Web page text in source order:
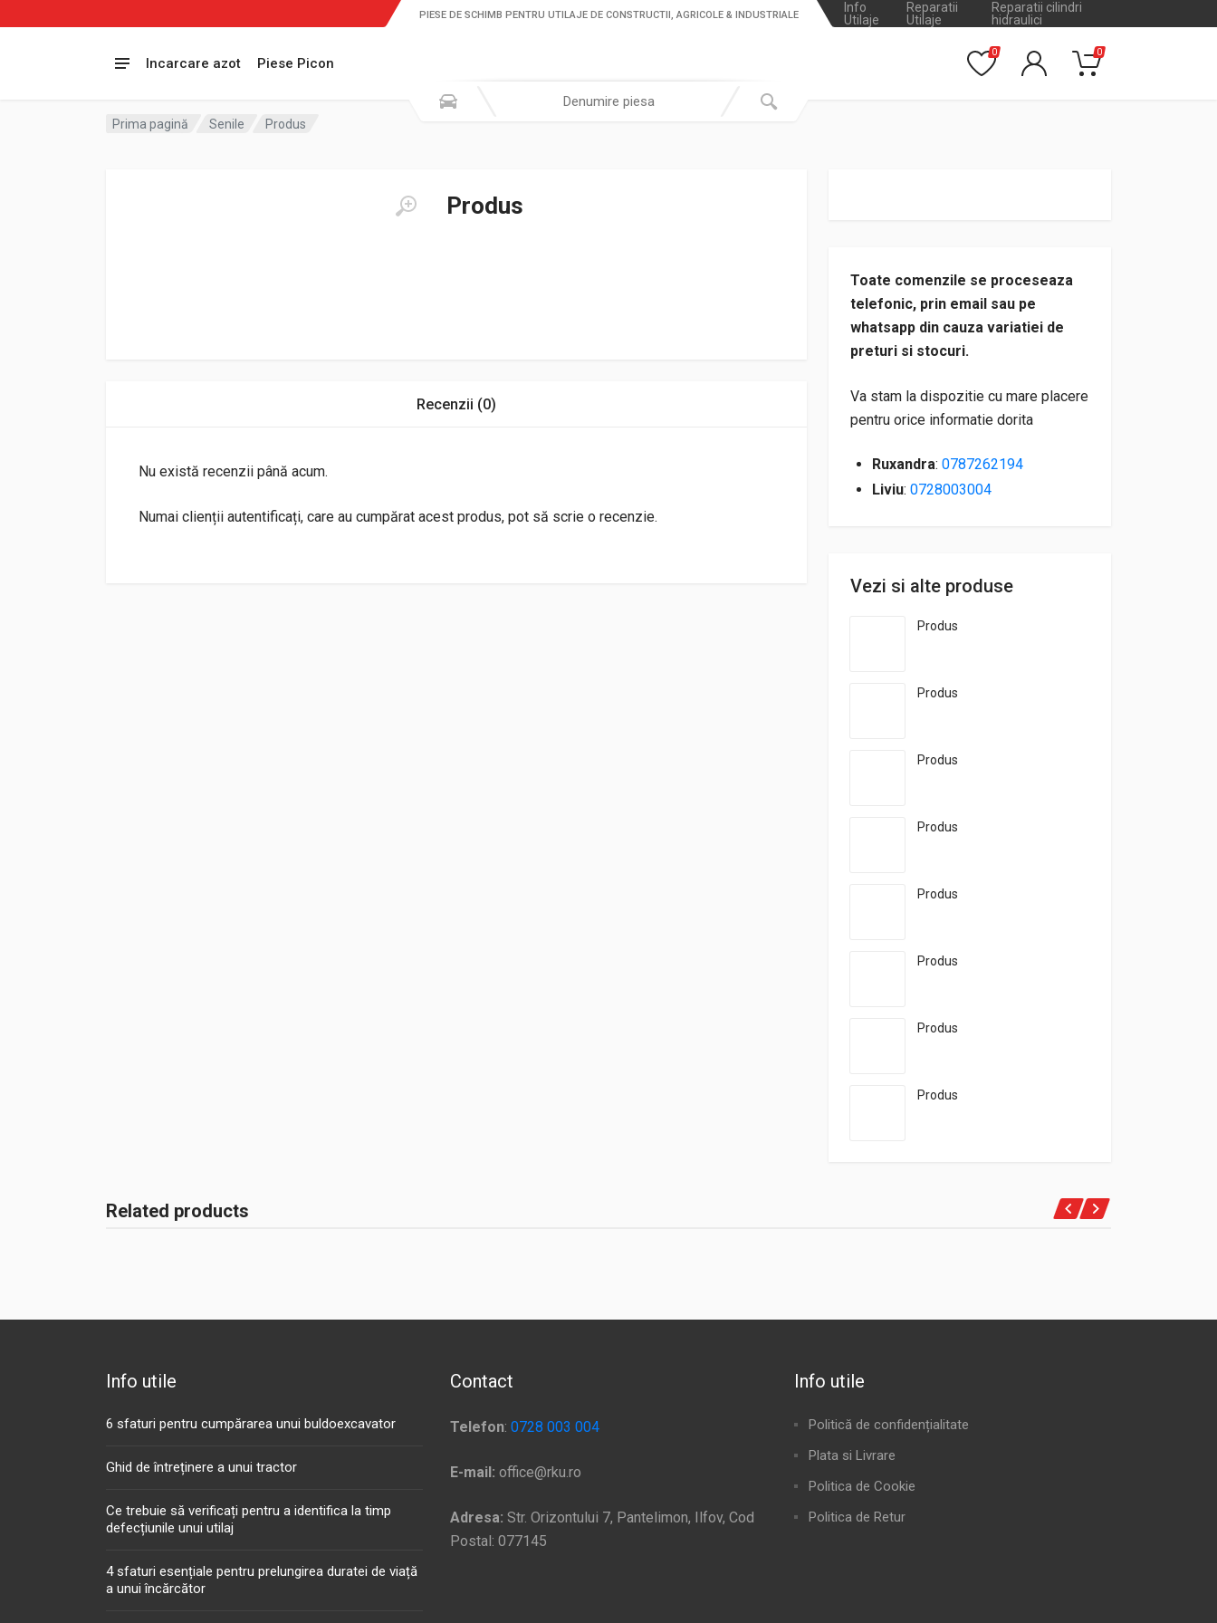
Info
Utilaje
Reparatii
Utilaje
Reparatii cilindri
hidraulici
Incarcare azot Piese Picon
PIESE DE SCHIMB PENTRU UTILAJE DE CONSTRUCTII, AGRICOLE & INDUSTRIALE
0 0
Prima pagină Senile Produs
Produs
Toate comenzile se proceseaza
telefonic, prin email sau pe
whatsapp din cauza variatiei de
preturi si stocuri.
Va stam la dispozitie cu mare placere
pentru orice informatie dorita
Ruxandra: 0787262194
Liviu: 0728003004
Vezi si alte produse
Produs
Produs
Produs
Produs
Produs
Produs
Produs
Produs
Recenzii (0)
Nu există recenzii până acum.
Numai clienții autentificați, care au cumpărat acest produs, pot să scrie o recenzie.
Related products
Info utile
6 sfaturi pentru cumpărarea unui buldoexcavator
Ghid de întreținere a unui tractor
Ce trebuie să verificați pentru a identifica la timp
defecțiunile unui utilaj
4 sfaturi esențiale pentru prelungirea duratei de viață
a unui încărcător
Contact
Telefon: 0728 003 004
E-mail: office@rku.ro
Adresa: Str. Orizontului 7, Pantelimon, Ilfov, Cod
Postal: 077145
Info utile
Politică de confidențialitate
Plata si Livrare
Politica de Cookie
Politica de Retur